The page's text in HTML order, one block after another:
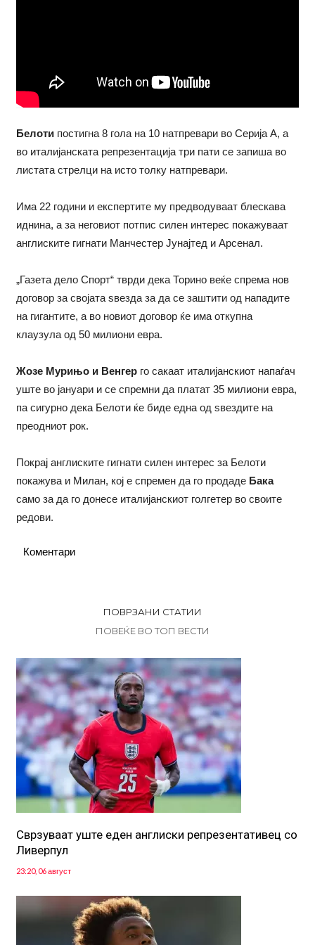
Белотипостигна 8 гола на 10 натпревари во Серија А, а
во италијанската репрезентација три пати се запиша во
листата стрелци на исто толку натпревари.
Има 22 години и експертите му предводуваат блескава
иднина, а за неговиот потпис силен интерес покажуваат
англиските гигнати Манчестер Јунајтед и Арсенал.
„Газета дело Спорт“ тврди дека Торино веќе спрема нов
договор за својата ѕвезда за да се заштити од нападите
на гигантите, а во новиот договор ќе има откупна
клаузула од 50 милиони евра.
Жозе Мурињо и Венгерго сакаат италијанскиот напаѓач
уште во јануари и се спремни да платат 35 милиони евра,
па сигурно дека Белоти ќе биде една од ѕвездите на
преодниот рок.
Покрај англиските гигнати силен интерес за Белоти
покажува и Милан, кој е спремен да го продаде Бака
само за да го донесе италијанскиот голгетер во своите
редови.
Коментари
ПОВРЗАНИ СТАТИИ
ПОВЕЌЕ ВО ТОП ВЕСТИ
Сврзуваат уште еден англиски репрезентативец со
Ливерпул
23:20, 06 август